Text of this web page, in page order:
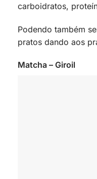
carboidratos,
Podendo também
pratos dando aos
Matcha – Giroil